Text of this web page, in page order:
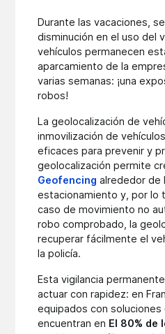
Durante las vacaciones,
disminución en el uso del
vehículos permanecen
aparcamiento de la
varias semanas: ¡una
robos!
La geolocalización de
inmovilización de
eficaces para prevenir y
geolocalización permite
Geofencing alrededor de
estacionamiento y, por lo
caso de movimiento no
robo comprobado, la
recuperar fácilmente el
la policía.
Esta vigilancia
actuar con rapidez: en
equipados con
encuentran en El 80% de